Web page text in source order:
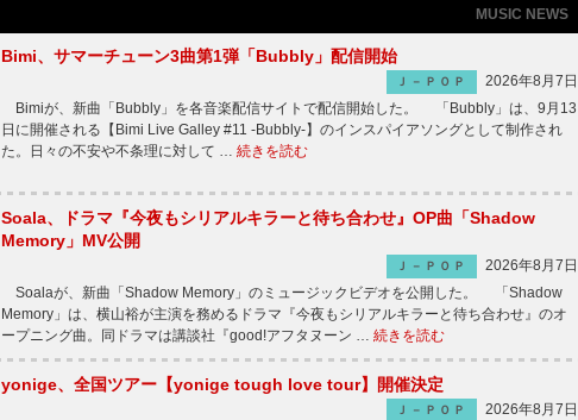
MUSIC NEWS
Bimi、サマーチューン3曲第1弾「Bubbly」配信開始
Ｊ－ＰＯＰ
2026年8月7日
Bimiが、新曲「Bubbly」を各音楽配信サイトで配信開始した。 「Bubbly」は、9月13
日に開催される【Bimi Live Galley #11 -Bubbly-】のインスパイアソングとして制作され
た。日々の不安や不条理に対して … 続きを読む
Soala、ドラマ『今夜もシリアルキラーと待ち合わせ』OP曲「Shadow
Memory」MV公開
Ｊ－ＰＯＰ
2026年8月7日
Soalaが、新曲「Shadow Memory」のミュージックビデオを公開した。 「Shadow
Memory」は、横山裕が主演を務めるドラマ『今夜もシリアルキラーと待ち合わせ』のオ
ープニング曲。同ドラマは講談社『good!アフタヌーン … 続きを読む
yonige、全国ツアー【yonige tough love tour】開催決定
Ｊ－ＰＯＰ
2026年8月7日